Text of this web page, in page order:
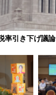
率引き下げ議論